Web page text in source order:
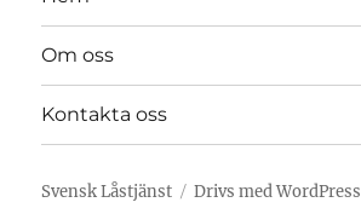
Om oss
Kontakta oss
Svensk Låstjänst Drivs med WordPress